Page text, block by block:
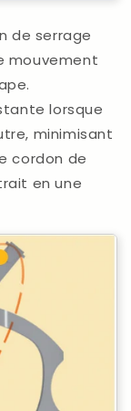
de serrage
mouvement
lorsque
minimisant
cordon de
en une